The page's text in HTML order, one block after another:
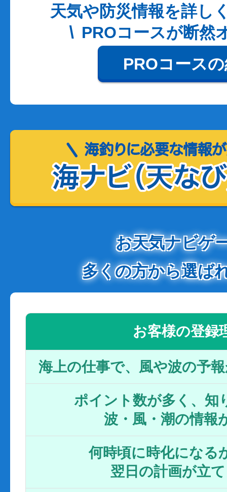
天気や防災情報を詳し
PROコースが断然
PROコース
お天気ナビゲ
多くの方から選ば
お客様の登録
海上の仕事で、風や波の予
ポイント数が多く、知
波・風・潮の情報
何時頃に時化になる
翌日の計画が立